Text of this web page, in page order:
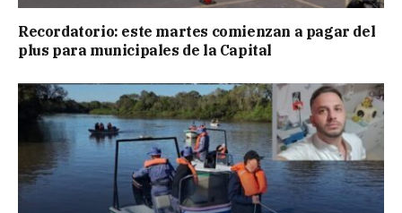
Recordatorio: este martes comienzan a pagar del
plus para municipales de la Capital